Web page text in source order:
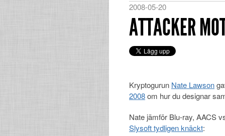
2008-05-20
ATTACKER
Kryptogurun Nate Lawson
2008om hur du designar
Nate jämför Blu-ray, AACS
Slysoft tydligen knäckt: